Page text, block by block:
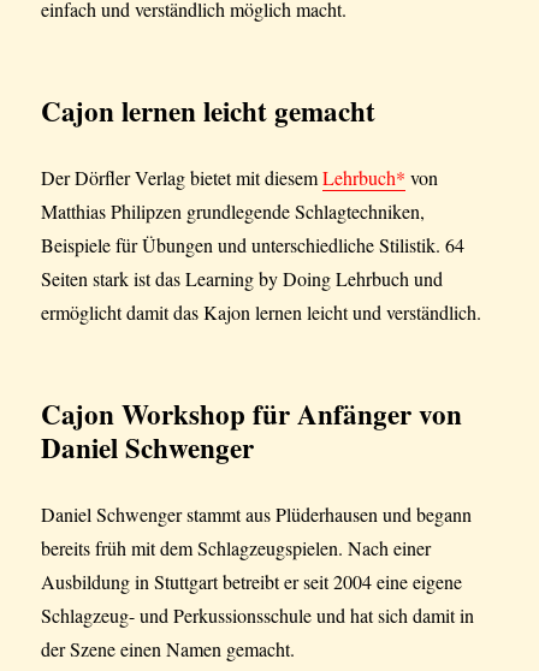
einfach und verständlich möglich macht.
Cajon lernen leicht gemacht
Der Dörfler Verlag bietet mit diesemLehrbuch* von
Matthias Philipzen grundlegende Schlagtechniken,
Beispiele für Übungen und unterschiedliche Stilistik. 64
Seiten stark ist das Learning by Doing Lehrbuch und
ermöglicht damit das Kajon lernen leicht und verständlich.
Cajon Workshop für Anfänger von
Daniel Schwenger
Daniel Schwenger stammt aus Plüderhausen und begann
bereits früh mit dem Schlagzeugspielen. Nach einer
Ausbildung in Stuttgart betreibt er seit 2004 eine eigene
Schlagzeug- und Perkussionsschule und hat sich damit in
der Szene einen Namen gemacht.